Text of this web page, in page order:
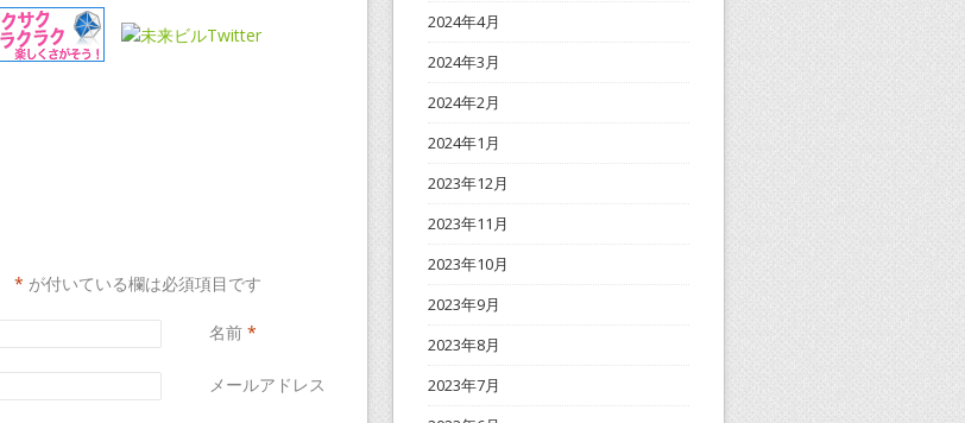
* が付いている欄は必須項目です
名前 *
メールアドレス
2024年4月
2024年3月
2024年2月
2024年1月
2023年12月
2023年11月
2023年10月
2023年9月
2023年8月
2023年7月